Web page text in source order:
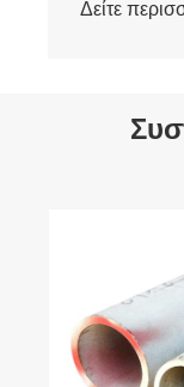
​Εισαγωγή
από
Δείτε